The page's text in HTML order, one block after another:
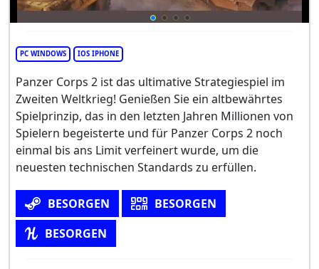
PC WINDOWS IOS IPHONE
Panzer Corps 2 ist das ultimative Strategiespiel im
Zweiten Weltkrieg! Genießen Sie ein altbewährtes
Spielprinzip, das in den letzten Jahren Millionen von
Spielern begeisterte und für Panzer Corps 2 noch
einmal bis ans Limit verfeinert wurde, um die
neuesten technischen Standards zu erfüllen.
BESORGEN
BESORGEN
BESORGEN